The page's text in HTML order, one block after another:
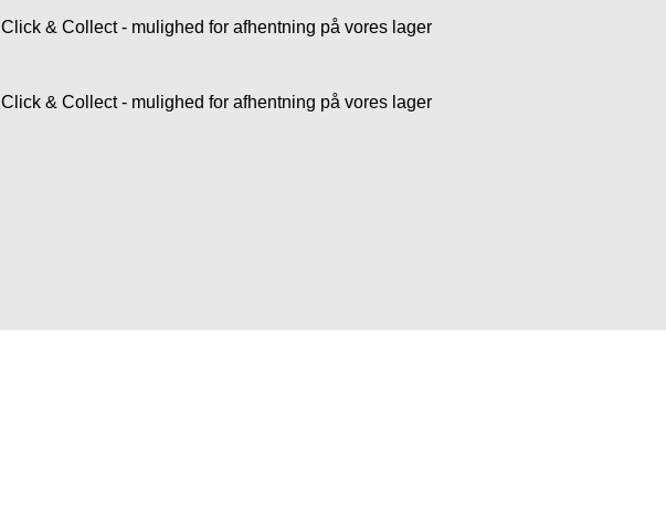
Click & Collect - mulighed for afhentning på vores lager
Click & Collect - mulighed for afhentning på vores lager